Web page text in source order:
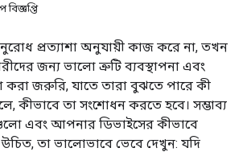
প্রত্যাশা অনুযায়ী কাজ করে না, তখন
জন্য ভালো ত্রুটি ব্যবস্থাপনা এবং
করা জরুরি, যাতে তারা বুঝতে পারে কী
কীভাবে তা সংশোধন করতে হবে। সম্ভাব্য
এবং আপনার ডিভাইসের কীভাবে
উচিত, তা ভালোভাবে ভেবে দেখুন: যদি